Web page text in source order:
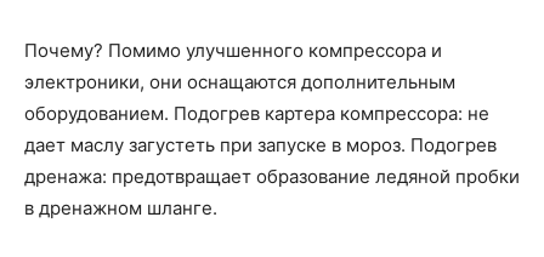
Почему? Помимо улучшенного компрессора и
электроники, они оснащаются дополнительным
оборудованием. Подогрев картера компрессора: не
дает маслу загустеть при запуске в мороз. Подогрев
дренажа: предотвращает образование ледяной пробки
в дренажном шланге.